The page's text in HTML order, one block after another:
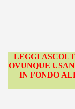
LEGGI
OVUNQUE
IN FONDO